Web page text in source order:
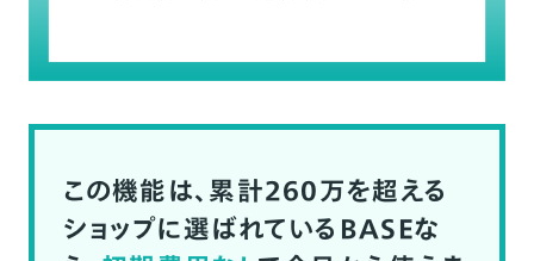
この機能は、累計260万を超える
ショップに選ばれているBASEな